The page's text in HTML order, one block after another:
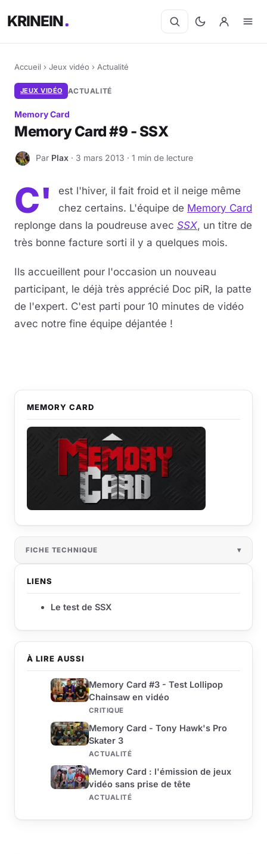
KRINEIN
Accueil › Jeux vidéo › Actualité
JEUX VIDÉO ACTUALITÉ
Memory Card
Memory Card #9 - SSX
P Par Plax · 3 mars 2013 · 1 min de lecture
C'
est l'hiver, il fait froid et il neige même
chez certains. L'équipe de Memory Card
replonge dans la poudreuse avec SSX, un titre de
très bonne facture sorti il y a quelques mois.
Ils accueillent pour l'occasion un nouveau
participant, le déjà très apprécié Doc piR, la patte
de l'expert. C'est parti pour 10 minutes de vidéo
avec notre fine équipe déjantée !
À LIRE AUSSI
Memory Card #3 - Test Lollipop
Chainsaw en vidéo
CRITIQUE
Memory Card - Tony Hawk's Pro
Skater 3
ACTUALITÉ
Memory Card : l'émission de jeux
vidéo sans prise de tête
ACTUALITÉ
MEMORY CARD
FICHE TECHNIQUE
LIENS
Le test de SSX